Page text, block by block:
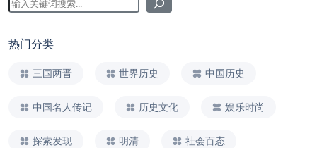
热门分类
三国两晋 世界历史 中国历史
中国名人传记 历史文化 娱乐时尚
探索发现 明清 社会百态